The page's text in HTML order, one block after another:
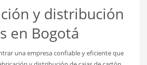
y distribución
en Bogotá
una empresa confiable y eficiente que